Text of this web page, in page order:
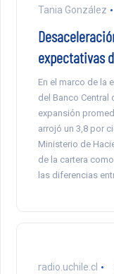
Tania González
expectativas
En el marco de la
del Banco
expansión
arrojó un 3,8 por
Ministerio de
de la cartera
las diferencias
radio.uchile.cl